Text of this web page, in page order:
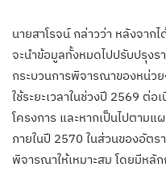
นายสาโรจน์ กล่าวว่า หลังจาก
จะนำข้อมูลทั้งหมดไปปรับปรุงร
กระบวนการพิจารณาของหน่ว
ใช้ระยะเวลาในช่วงปี 2569 ต่
โครงการ และหากเป็นไปตามแ
ภายในปี 2570 ในส่วนของอัตร
พิจารณาให้เหมาะสม โดยมีหลั